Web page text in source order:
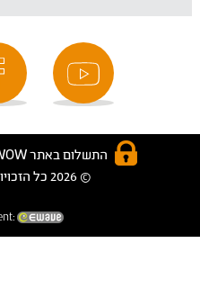
התשלום באתר WOW מאובטח בטכנולוגית SSL
© 2026 כל הזכויות שמורות